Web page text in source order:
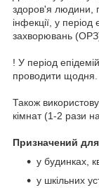
здоров'я людини,
інфекції, у
захворювань
! У період
проводити щодня.
Також
кімнат (1-2 рази
Призначений
у будинках,
у шкільних